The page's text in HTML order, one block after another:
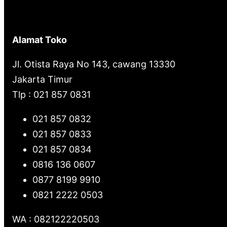
Alamat Toko
Jl. Otista Raya No 143, cawang 13330
Jakarta Timur
Tlp : 021 857 0831
021 857 0832
021 857 0833
021 857 0834
0816 136 0607
0877 8199 9910
0821 2222 0503
WA : 082122220503